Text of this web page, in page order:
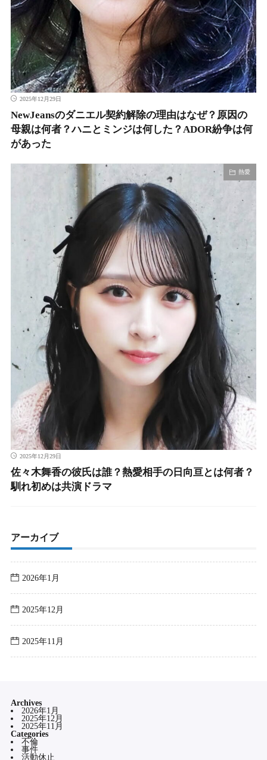
2025年12月29日
NewJeansのダニエル契約解除の理由はなぜ？原因の
母親は何者？ハニとミンジは何した？ADOR紛争は何
があった
熱愛
2025年12月29日
佐々木舞香の彼氏は誰？熱愛相手の日向亘とは何者？
馴れ初めは共演ドラマ
アーカイブ
2026年1月
2025年12月
2025年11月
Archives
2026年1月
2025年12月
2025年11月
Categories
不倫
事件
活動休止